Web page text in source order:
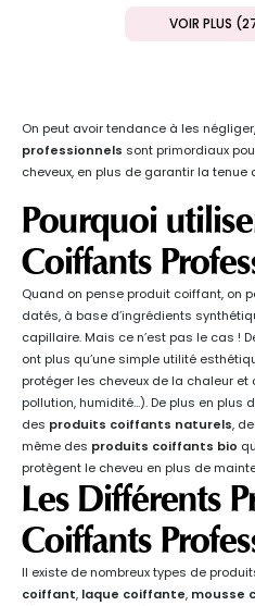
On peut avoir tendance à les
professionnels sont primordiaux
cheveux, en plus de garantir la tenue
Pourquoi
Coiffants
Quand on pense produit coiffant, on
datés, à base d’ingrédients
capillaire. Mais ce n’est pas le cas !
ont plus qu’une simple utilité
protéger les cheveux de la chaleur
pollution, humidité…). De plus en plus
des produits coiffants naturels,
même des produits coiffants bio
protègent le cheveu en plus de
Les Différents
Coiffants
Il existe de nombreux types de
coiffant, laque coiffante, mousse